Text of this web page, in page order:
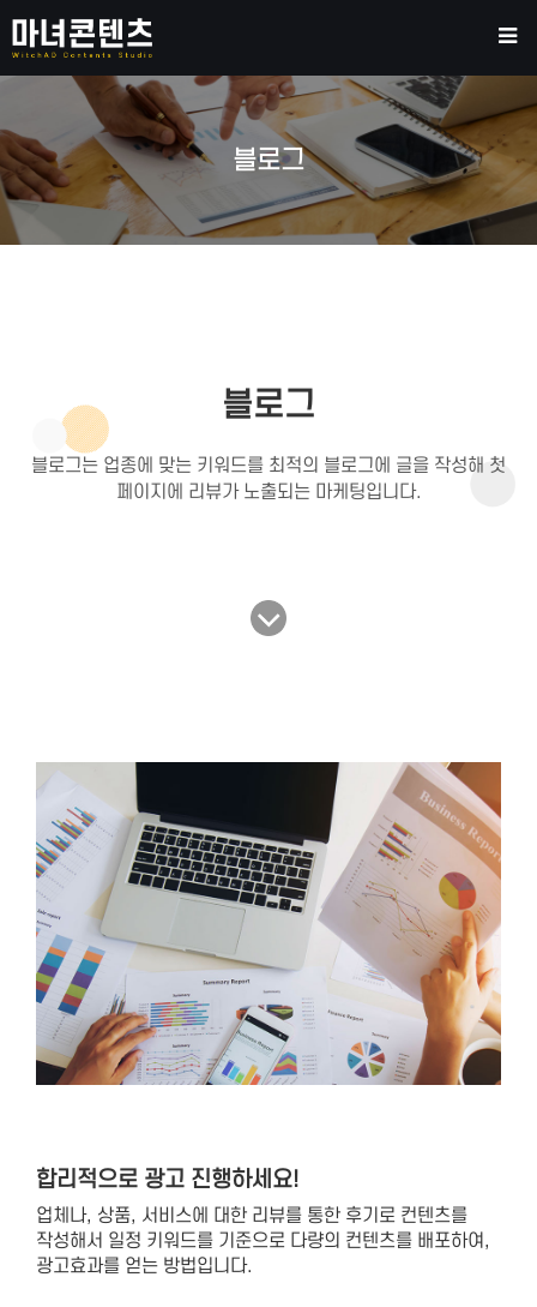
블로그
블로그
블로그는 업종에 맞는 키워드를 최적의 블로그에 글을 작성해 첫
페이지에 리뷰가 노출되는 마케팅입니다.
합리적으로 광고 진행하세요!
업체나, 상품, 서비스에 대한 리뷰를 통한 후기로 컨텐츠를
작성해서 일정 키워드를 기준으로 다량의 컨텐츠를 배포하여,
광고효과를 얻는 방법입니다.